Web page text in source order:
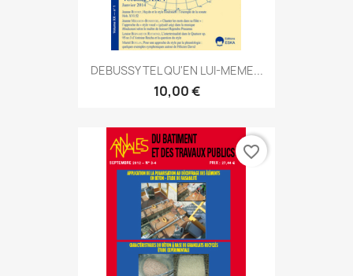
DEBUSSY TEL QU'EN LUI-MEME...
10,00 €
favorite_border